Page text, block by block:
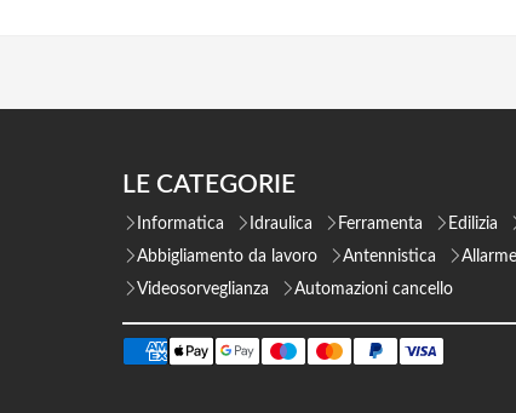
LE CATEGORIE
Informatica Idraulica Ferramenta Edilizia
Abbigliamento da lavoro
Antennistica Allarme
Videosorveglianza
Automazioni cancello